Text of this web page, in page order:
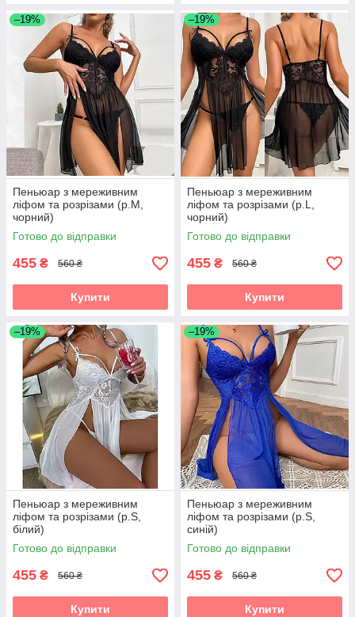
–19%
Пеньюар з мереживним
ліфом та розрізами (р.М,
чорний)
Готово до відправки
455 ₴ 560 ₴
Купити
–19%
Пеньюар з мереживним
ліфом та розрізами (р.L,
чорний)
Готово до відправки
455 ₴ 560 ₴
Купити
–19%
Пеньюар з мереживним
ліфом та розрізами (р.S,
білий)
Готово до відправки
455 ₴ 560 ₴
Купити
–19%
Пеньюар з мереживним
ліфом та розрізами (р.S,
синій)
Готово до відправки
455 ₴ 560 ₴
Купити